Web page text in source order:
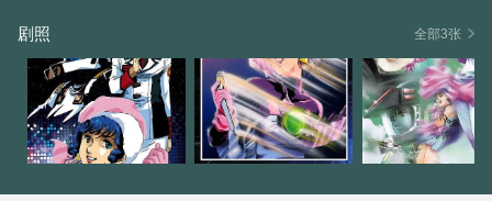
传奇般的史诗画上了圆满的句号。当剧中的林明美对着空无一
人的剧场行下一个谢幕礼时，我们知道她成长成熟了，不再是
当年那个爱哭的女孩。虽然她失去了一条辉，但却赢得了整个
银河系。
剧照 全部3张